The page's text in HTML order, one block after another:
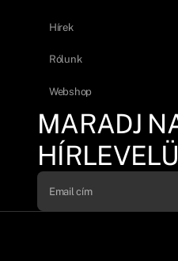
Hírek
Rólunk
Webshop
MARADJ